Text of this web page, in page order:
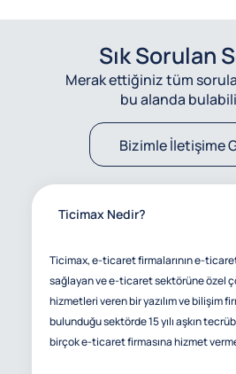
Sık Sorulan
Merak ettiğiniz tüm
bu alanda
Bizimle İletişime
Ticimax Nedir?
Ticimax, e-ticaret firmalarının e-
sağlayan ve e-ticaret sektörüne özel
hizmetleri veren bir yazılım ve bilişim
bulunduğu sektörde 15 yılı aşkın
birçok e-ticaret firmasına hizmet